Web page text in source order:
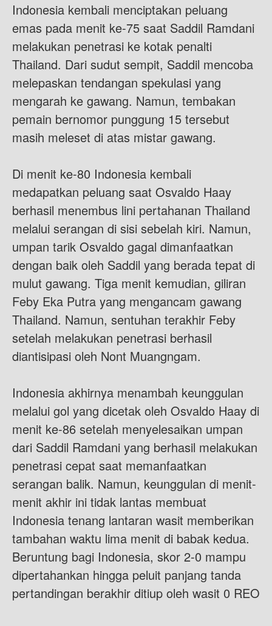
Indonesia kembali menciptakan peluang
emas pada menit ke-75 saat Saddil Ramdani
melakukan penetrasi ke kotak penalti
Thailand. Dari sudut sempit, Saddil mencoba
melepaskan tendangan spekulasi yang
mengarah ke gawang. Namun, tembakan
pemain bernomor punggung 15 tersebut
masih meleset di atas mistar gawang.
Di menit ke-80 Indonesia kembali
medapatkan peluang saat Osvaldo Haay
berhasil menembus lini pertahanan Thailand
melalui serangan di sisi sebelah kiri. Namun,
umpan tarik Osvaldo gagal dimanfaatkan
dengan baik oleh Saddil yang berada tepat di
mulut gawang. Tiga menit kemudian, giliran
Feby Eka Putra yang mengancam gawang
Thailand. Namun, sentuhan terakhir Feby
setelah melakukan penetrasi berhasil
diantisipasi oleh Nont Muangngam.
Indonesia akhirnya menambah keunggulan
melalui gol yang dicetak oleh Osvaldo Haay di
menit ke-86 setelah menyelesaikan umpan
dari Saddil Ramdani yang berhasil melakukan
penetrasi cepat saat memanfaatkan
serangan balik. Namun, keunggulan di menit-
menit akhir ini tidak lantas membuat
Indonesia tenang lantaran wasit memberikan
tambahan waktu lima menit di babak kedua.
Beruntung bagi Indonesia, skor 2-0 mampu
dipertahankan hingga peluit panjang tanda
pertandingan berakhir ditiup oleh wasit 0 REO